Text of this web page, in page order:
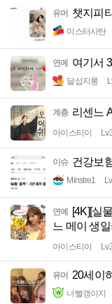
유머 챗지피
미스터사탄
연예 여기서
달섭지롱
계층 리센느
아이스티이
이슈 건강보
Minstre1
연예 [4K][실
느 메이 생일
아이스티이
유머 20세이
너빨갱이지